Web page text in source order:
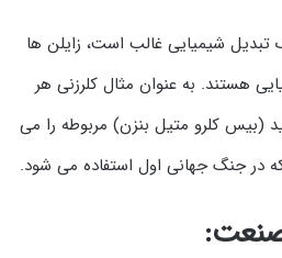
تبدیل شیمیایی غالب است، زایلن ها
هستند. به عنوان مثال کلرزنی هر
(بیس کلرو متیل بنزن) مربوطه را می
در جنگ جهانی اول استفاده می شود.
صنعت: